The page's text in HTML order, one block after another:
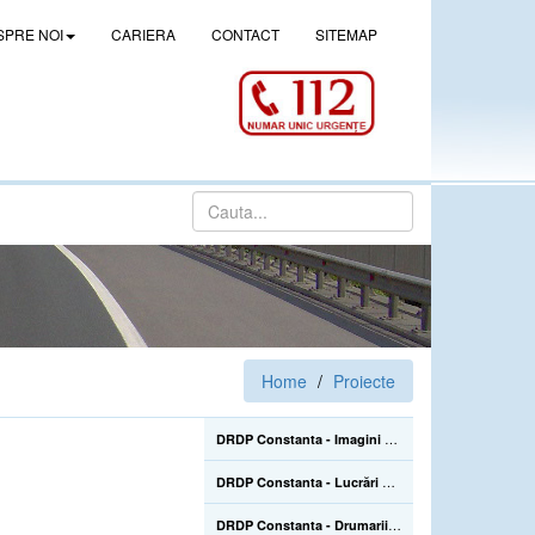
NOI CARIERA CONTACT SITEMAP
Home Proiecte
DRDP Constanta - Imagini de la lucrarile de construire a pasajului denivelat superior de la Drajna (CL), de pe DN 21, km 105+500 - 02.06.2022
DRDP Constanta - Lucrări de reparații la Podul Mangalia, pe drumul național DN 39, km 45+223-45+464 - 22.07.2020
DRDP Constanta - Drumarii Secției Autostrăzi se află pe Autostrada A2, unde efectuează în continuare înlocuirea parapetelor metalice avariate în urma accidentelor rutiere care sunt mai numeroase în sezonul estival - 22.07.2020